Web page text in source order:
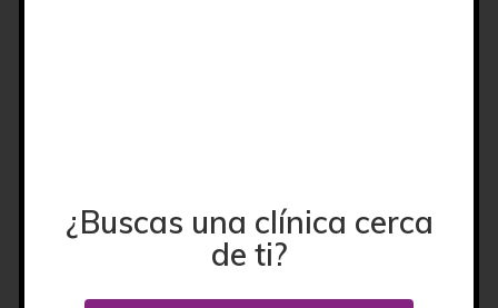
CESIÓN DE DATOS
¿Buscas una clínica cerca
de ti?